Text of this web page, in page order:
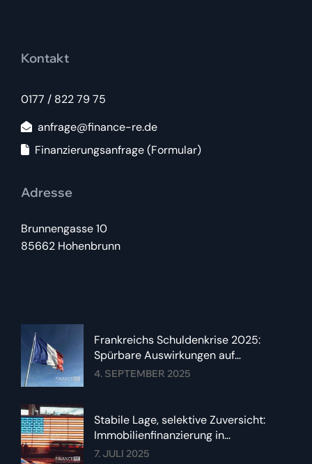
Kontakt
0177 / 822 79 75
anfrage@finance-re.de
Finanzierungsanfrage (Formular)
Adresse
Brunnengasse 10
85662 Hohenbrunn
Frankreichs Schuldenkrise 2025:
Spürbare Auswirkungen auf
Immobilienzinsen im Euroraum
4. SEPTEMBER 2025
Stabile Lage, selektive Zuversicht:
Immobilienfinanzierung in
Deutschland im Sommer 2025
7. JULI 2025